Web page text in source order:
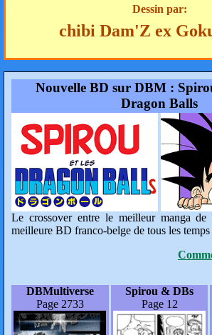
Dessin par:
chibi Dam'Z ex
Nouvelle BD sur DBM :
Dragon Balls
Le crossover entre le meilleur manga
meilleure BD franco-belge de tous les temps
DBMultiverse
Page 2733
Spirou & DBs
Page 12